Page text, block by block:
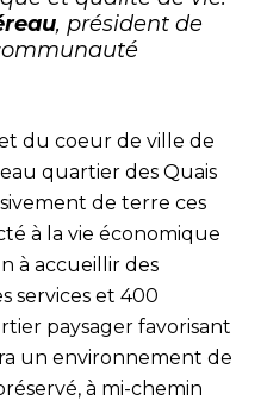
, président de
du coeur de ville de
quartier des Quais
de terre ces
à la vie économique
à accueillir des
services et 400
paysager favorisant
un environnement de
à mi-chemin